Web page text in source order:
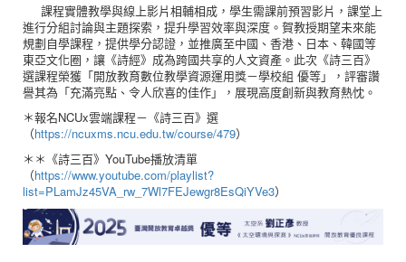
課程實體教學與線上影片相輔相成，學生需課前預習影片，課堂上
進行分組討論與主題探索，提升學習效率與深度。賀教授期望未來能
規劃自學課程，提供學分認證，並推廣至中國、香港、日本、韓國等
東亞文化圈，讓《詩經》成為跨國共享的人文資產。此次《詩三百》
選課程榮獲「開放教育數位教學資源運用獎－學校組 優等」，評審讚
譽其為「充滿亮點、令人欣喜的佳作」，展現高度創新與教育熱忱。
＊報名NCUx雲端課程－《詩三百》選
（https://ncuxms.ncu.edu.tw/course/479）
＊＊《詩三百》YouTube播放清單
（https://www.youtube.com/playlist?
list=PLamJz45VA_rw_7Wl7FEJewgr8EsQiYVe3）